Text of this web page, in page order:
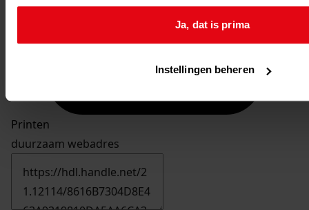
Ja, dat is prima
Instellingen beheren
Printen
duurzaam webadres